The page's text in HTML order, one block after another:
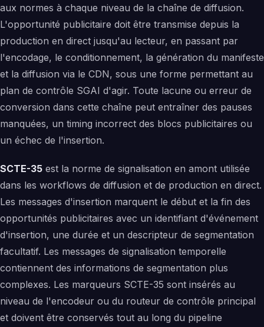
aux normes à chaque niveau de la chaîne de diffusion.
L'opportunité publicitaire doit être transmise depuis la
production en direct jusqu'au lecteur, en passant par
l'encodage, le conditionnement, la génération du manifeste
et la diffusion via le CDN, sous une forme permettant au
plan de contrôle SGAI d'agir. Toute lacune ou erreur de
conversion dans cette chaîne peut entraîner des pauses
manquées, un timing incorrect des blocs publicitaires ou
un échec de l'insertion.
SCTE-35 est la norme de signalisation en amont utilisée
dans les workflows de diffusion et de production en direct.
Les messages d'insertion marquent le début et la fin des
opportunités publicitaires avec un identifiant d'événement
d'insertion, une durée et un descripteur de segmentation
facultatif. Les messages de signalisation temporelle
contiennent des informations de segmentation plus
complexes. Les marqueurs SCTE-35 sont insérés au
niveau de l'encodeur ou du routeur de contrôle principal
et doivent être conservés tout au long du pipeline